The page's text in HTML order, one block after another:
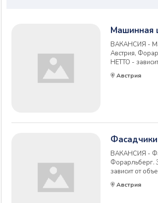
Машинная
ВАКАНСИЯ -
Австрия,
НЕТТО -
(10-12 час/
карта побыта/
Австрия
ВАКАНСИЯ -
Форарльберг.
зависит от
час/день), Сб.
побыта/
Австрия